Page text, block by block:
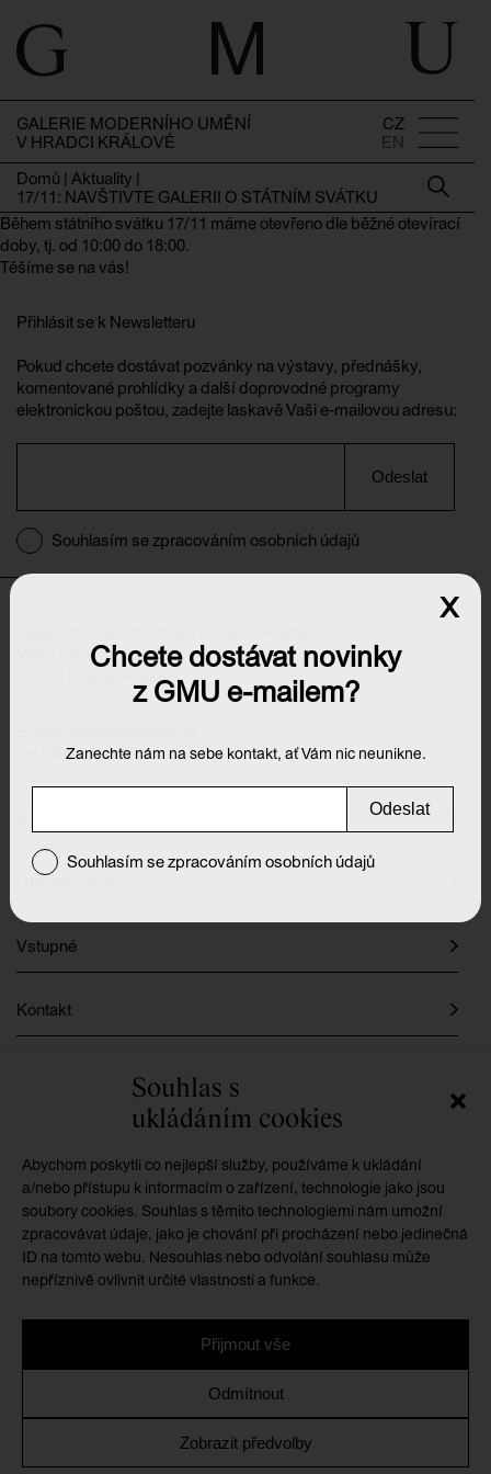
Souhlas s
ukládáním cookies
Abychom poskytli co nejlepší služby, používáme k ukládání
a/nebo přístupu k informacím o zařízení, technologie jako jsou
soubory cookies. Souhlas s těmito technologiemi nám umožní
zpracovávat údaje, jako je chování při procházení nebo jedinečná
ID na tomto webu. Nesouhlas nebo odvolání souhlasu může
nepříznivě ovlivnit určité vlastnosti a funkce.
Přijmout vše
Odmítnout
Zobrazit předvolby
GALERIE MODERNÍHO UMĚNÍ
V HRADCI KRÁLOVÉ
CZ
EN
Domů | Aktuality |
17/11: NAVŠTIVTE GALERII O STÁTNÍM SVÁTKU
Během státního svátku 17/11 máme otevřeno dle běžné otevírací
doby, tj. od 10:00 do 18:00.
Těšíme se na vás!
Přihlásit se k Newsletteru
Pokud chcete dostávat pozvánky na výstavy, přednášky,
komentované prohlídky a další doprovodné programy
elektronickou poštou, zadejte laskavě Vaši e-mailovou adresu:
Odeslat
Souhlasím se zpracováním osobních údajů
Velké náměstí 139/140
500 03 Hradec Králové
Tel.: 495 512 538
Vstupné
Kontakt
GMU je příspěvkovou organizací zřizovanou
Královéhradeckým krajem
Zásady cookies
Chcete dostávat novinky
z GMU e-mailem?
Zanechte nám na sebe kontakt, ať Vám nic neunikne.
Odeslat
Souhlasím se zpracováním osobních údajů
x